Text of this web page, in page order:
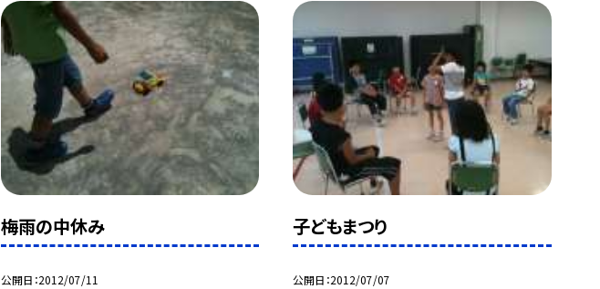
梅雨の中休み
公開日 2012/07/11
子どもまつり
公開日 2012/07/07